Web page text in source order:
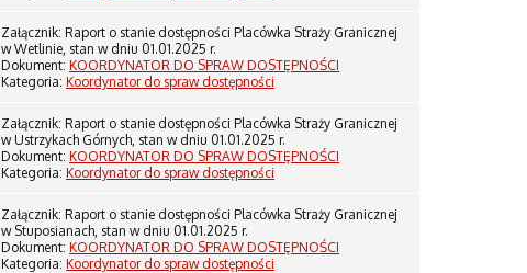
Załącznik: Raport o stanie dostępności Placówka Straży Granicznej
w Wetlinie, stan w dniu 01.01.2025 r.
Dokument: KOORDYNATOR DO SPRAW DOSTĘPNOŚCI
Kategoria: Koordynator do spraw dostępności
Załącznik: Raport o stanie dostępności Placówka Straży Granicznej
w Ustrzykach Górnych, stan w dniu 01.01.2025 r.
Dokument: KOORDYNATOR DO SPRAW DOSTĘPNOŚCI
Kategoria: Koordynator do spraw dostępności
Załącznik: Raport o stanie dostępności Placówka Straży Granicznej
w Stuposianach, stan w dniu 01.01.2025 r.
Dokument: KOORDYNATOR DO SPRAW DOSTĘPNOŚCI
Kategoria: Koordynator do spraw dostępności